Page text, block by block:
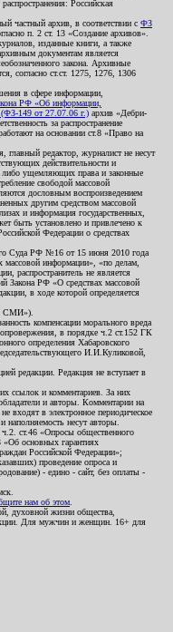
Российская
частный архив, в соответствии с ФЗ
п. 2 ст. 13 «Создание архивов».
изданные книги, а также
документам является
закона. Архивные
согласно ст.ст. 1275, 1276, 1306
в сфере информации,
РФ «Об информации,
149 от 27.07.06 г.) архив «Дебри-
за распространение
на основании ст.8 «Право на
редактор, журналист не несут
действительности и
либо ущемляющих права и законные
свободой массовой
дословным воспроизведением
другим средством массовой
и информация государственных,
быть установлено и привлечено к
Федерации о средствах
Суда РФ №16 от 15 июня 2010 года
массовой информации», «по делам,
распространитель не является
Закона РФ «О средствах массовой
в ходе которой определяется
СМИ»).
компенсации морального вреда
в порядке ч.2 ст.152 ГК
определения Хабаровского
И.И.Куликовой,
редакции. Редакция не вступает в
ссылок и комментариев. За них
и авторы. Комментарии на
входят в электронное периодическое
наполняемость несут авторы.
ч.2. ст.46 «Опросы общественного
основных гарантиях
Российской Федерации»;
проведение опроса и
- едино - сайт, без оплаты -
нам об этом
духовной жизни общества,
Для мужчин и женщин. 16+ для